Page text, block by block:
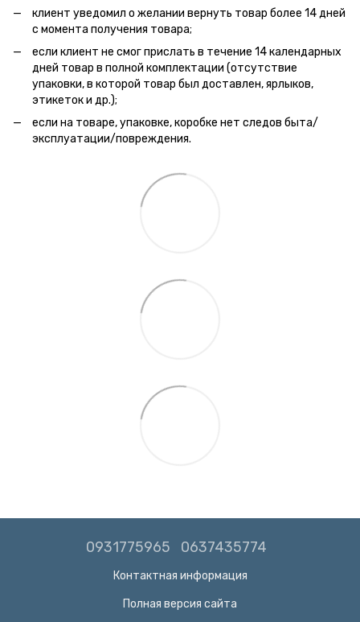
клиент уведомил о желании вернуть товар более 14 дней
с момента получения товара;
если клиент не смог прислать в течение 14 календарных
дней товар в полной комплектации (отсутствие
упаковки, в которой товар был доставлен, ярлыков,
этикеток и др.);
если на товаре, упаковке, коробке нет следов быта/
эксплуатации/повреждения.
0931775965 0637435774
Контактная информация
Полная версия сайта